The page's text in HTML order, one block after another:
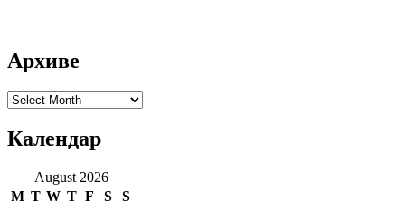
Архиве
Архиве
Календар
August 2026
M T W T F S
S